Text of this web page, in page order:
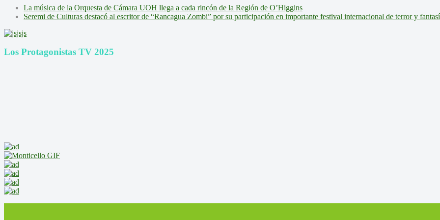
La música de la Orquesta de Cámara UOH llega a cada rincón de la Región de O’Higgins
Seremi de Culturas destacó al escritor de “Rancagua Zombi” por su participación en importante festival internacional de terror y
Los Protagonistas TV 2025